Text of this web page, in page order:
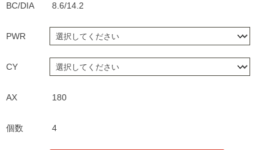
BC/DIA 8.6/14.2
PWR
CY
AX 180
個数 4